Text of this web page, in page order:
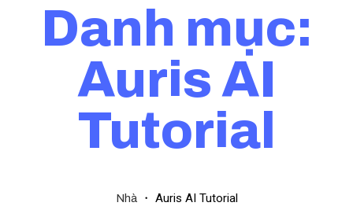
Danh mục:
Auris AI
Tutorial
Nhà・ Auris AI Tutorial